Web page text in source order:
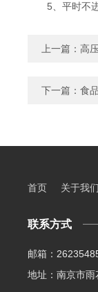
5、平时不进
上一篇： 高
下一篇： 食
首页 关于我们
联系方式
邮箱：
地址：南京市